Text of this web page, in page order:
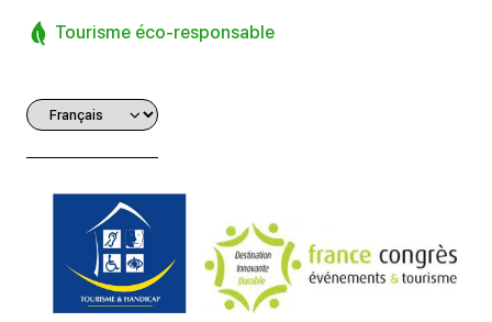
Tourisme éco-responsable